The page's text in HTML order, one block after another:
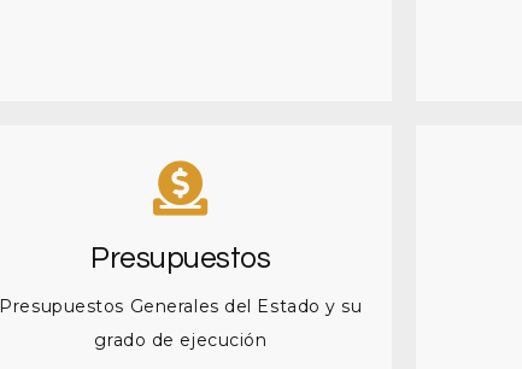
Presupuestos
Presupuestos Generales del Estado y su
grado de ejecución